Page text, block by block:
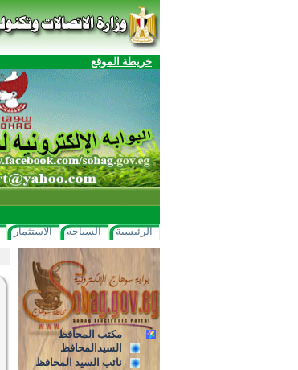
خريطة الموقع
الرئيسية السياحه الاستثمار
مكتب المحافظ
السيدالمحافظ
نائب السيد المحافظ